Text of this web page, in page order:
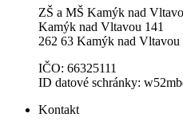
ZŠ a MŠ Kamýk nad
Kamýk nad Vltavou 141
262 63 Kamýk nad Vltavou
IČO: 66325111
ID datové schránky:
Kontakt